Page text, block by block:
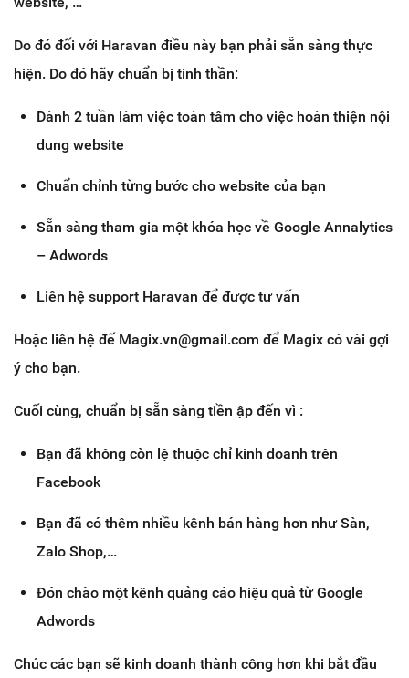
Do đó đối với Haravan điều này bạn phải sẵn sàng thực
hiện. Do đó hãy chuẩn bị tinh thần:
Dành 2 tuần làm việc toàn tâm cho việc hoàn thiện nội
dung website
Chuẩn chỉnh từng bước cho website của bạn
Sẵn sàng tham gia một khóa học về Google Annalytics
– Adwords
Liên hệ support Haravan để được tư vấn
Hoặc liên hệ đế Magix.vn@gmail.com để Magix có vài gợi
ý cho bạn.
Cuối cùng, chuẩn bị sẵn sàng tiền ập đến vì :
Bạn đã không còn lệ thuộc chỉ kinh doanh trên
Facebook
Bạn đã có thêm nhiều kênh bán hàng hơn như Sàn,
Zalo Shop,…
Đón chào một kênh quảng cáo hiệu quả từ Google
Adwords
Chúc các bạn sẽ kinh doanh thành công hơn khi bắt đầu